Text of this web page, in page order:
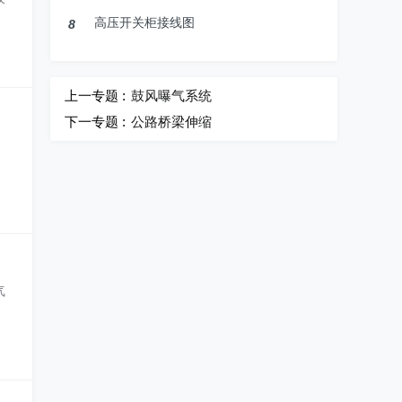
8 高压开关柜接线图
上一专题 : 鼓风曝气系统
下一专题 : 公路桥梁伸缩